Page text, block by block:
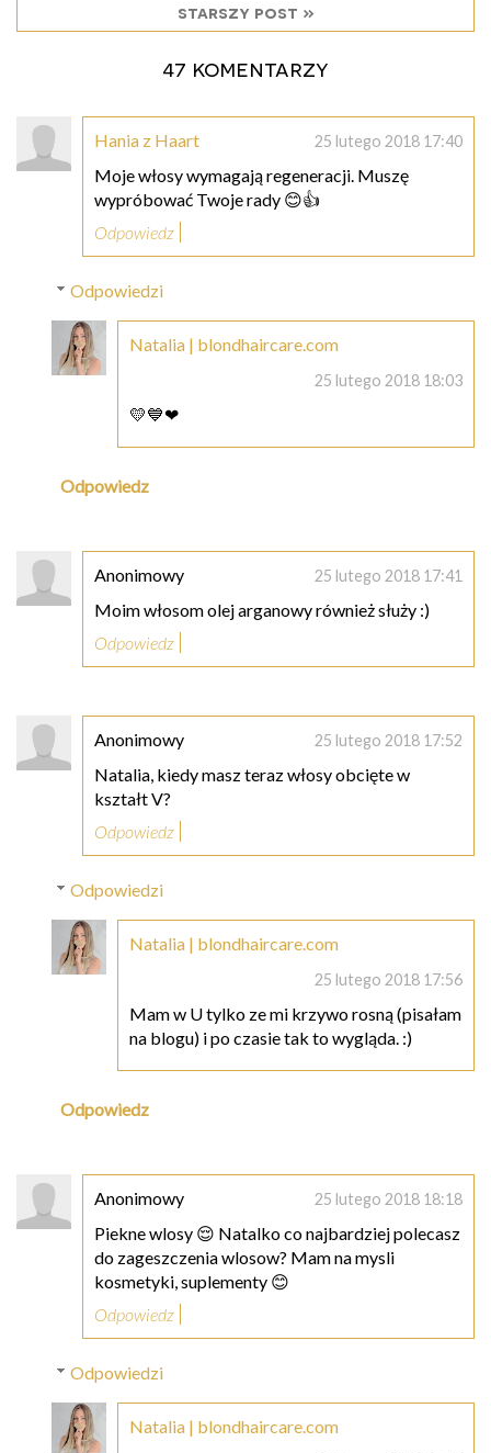
starszy post »
47 komentarzy
Hania z Haart 25 lutego 2018 17:40
Moje włosy wymagają regeneracji. Muszę
wypróbować Twoje rady 😊👍
Odpowiedz
Odpowiedzi
Natalia | blondhaircare.com
25 lutego 2018 18:03
💛💙❤
Odpowiedz
Anonimowy 25 lutego 2018 17:41
Moim włosom olej arganowy również służy :)
Odpowiedz
Anonimowy 25 lutego 2018 17:52
Natalia, kiedy masz teraz włosy obcięte w
kształt V?
Odpowiedz
Odpowiedzi
Natalia | blondhaircare.com
25 lutego 2018 17:56
Mam w U tylko ze mi krzywo rosną (pisałam
na blogu) i po czasie tak to wygląda. :)
Odpowiedz
Anonimowy 25 lutego 2018 18:18
Piekne wlosy 😌 Natalko co najbardziej polecasz
do zageszczenia wlosow? Mam na mysli
kosmetyki, suplementy 😊
Odpowiedz
Odpowiedzi
Natalia | blondhaircare.com